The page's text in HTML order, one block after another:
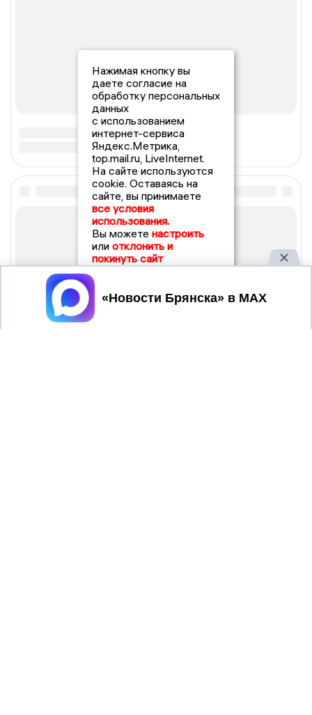
Нажимая кнопку вы
даете согласие на
обработку персональных
данных
с использованием
интернет-сервиса
Яндекс.Метрика,
top.mail.ru, LiveInternet.
На сайте используются
cookie. Оставаясь на
сайте, вы принимаете
все условия
использования.
Вы можете настроить
или отклонить и
покинуть сайт
Принять